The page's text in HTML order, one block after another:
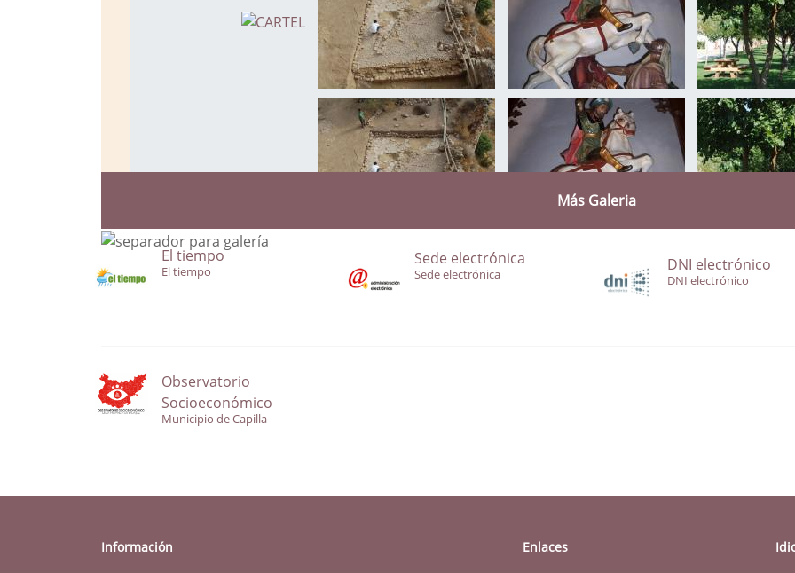
Más Galeria
El tiempo
El tiempo
Sede electrónica
Sede electrónica DNI electrónico
DNI electrónico
Observatorio
Socioeconómico
Municipio de Capilla
Información Enlaces